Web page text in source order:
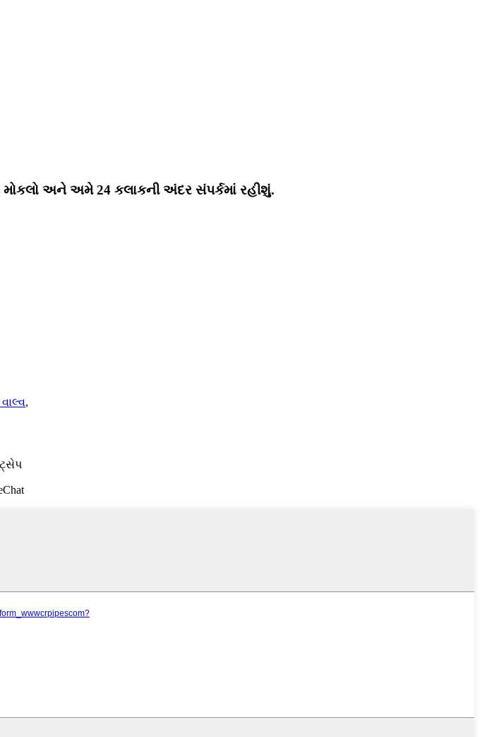
અને અમે 24 કલાકની અંદર સંપર્કમાં રહીશું.
,